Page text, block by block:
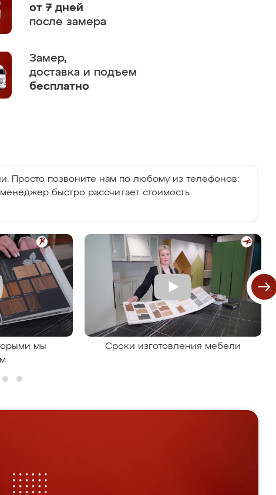
от 7 дней
после замера
Замер,
доставка и подъем
бесплатно
Просто позвоните нам по любому из телефонов:
быстро рассчитает стоимость.
мы
Сроки изготовления мебели